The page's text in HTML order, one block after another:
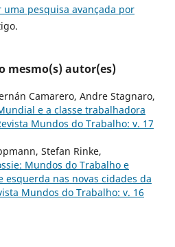
uma pesquisa avançada por
mesmo(s) autor(es)
Camarero, Andre Stagnaro,
e a classe trabalhadora
Mundos do Trabalho: v. 17
Stefan Rinke,
Mundos do Trabalho e
esquerda nas novas cidades da
Mundos do Trabalho: v. 16